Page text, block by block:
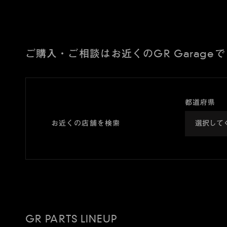
ご購入・ご相談はお近くのGR Garageで
お近くの店舗を検索
都道府県
GR PARTS LINEUP